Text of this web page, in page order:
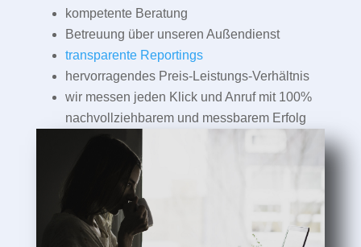
kompetente Beratung
Betreuung über unseren Außendienst
transparente Reportings
hervorragendes Preis-Leistungs-Verhältnis
wir messen jeden Klick und Anruf mit 100%
nachvollziehbarem und messbarem Erfolg